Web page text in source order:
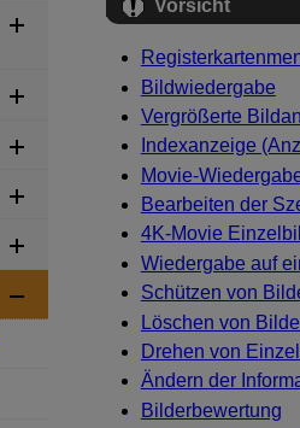
Vorsicht
Bildwiedergabe
Vergrößerte
Indexanzeige
Movie-
Bearbeiten der
4K-Movie
Wiedergabe auf
Schützen von
Löschen von
Drehen von
Ändern der
Bilderbewertung